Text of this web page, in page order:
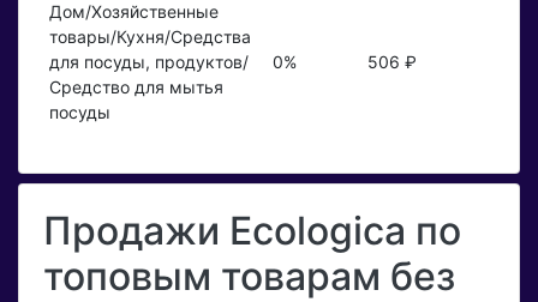
Дом/Хозяйственные
товары/Кухня/Средства
для посуды, продуктов/
Средство для мытья
посуды
0% 506 ₽
Продажи Ecologica по
топовым товарам без